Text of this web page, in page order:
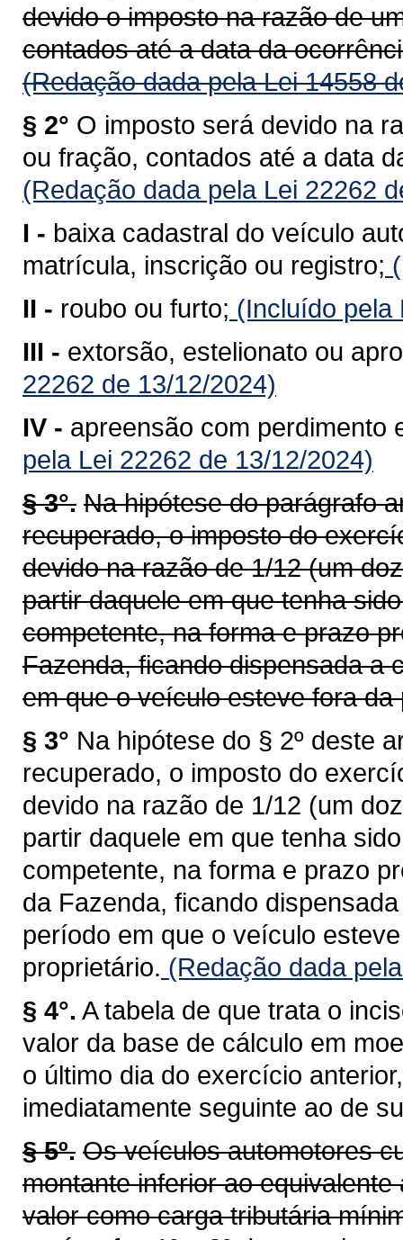
devido o imposto na razão de
contados até a data da
(Redação dada pela Lei 14558
§ 2° O imposto será devido na
ou fração, contados até a data
(Redação dada pela Lei 22262
I - baixa cadastral do veículo
matrícula, inscrição ou registro;
II - roubo ou furto; (Incluído pela
III - extorsão, estelionato ou
22262 de 13/12/2024)
IV - apreensão com perdimento
pela Lei 22262 de 13/12/2024)
§ 3°. Na hipótese do parágrafo
recuperado, o imposto do
devido na razão de 1/12 (um
partir daquele em que tenha
competente, na forma e prazo
Fazenda, ficando dispensada a
em que o veículo esteve fora
§ 3° Na hipótese do § 2º deste
recuperado, o imposto do
devido na razão de 1/12 (um
partir daquele em que tenha
competente, na forma e prazo
da Fazenda, ficando
período em que o veículo
proprietário. (Redação dada
§ 4°. A tabela de que trata o
valor da base de cálculo em
o último dia do exercício
imediatamente seguinte ao de
§ 5º. Os veículos automotores
montante inferior ao
valor como carga tributária